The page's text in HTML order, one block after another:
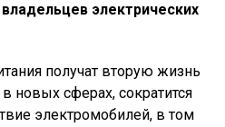
электрических
получат вторую жизнь
новых сферах, сократится
электромобилей, в том